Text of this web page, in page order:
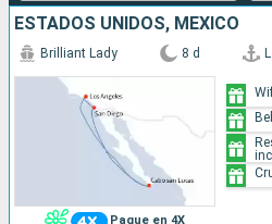
ESTADOS UNIDOS, MÉXICO
Pague en 4X
Brilliant Lady 8 d